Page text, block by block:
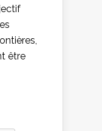
être